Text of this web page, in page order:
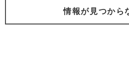
情報が見つから